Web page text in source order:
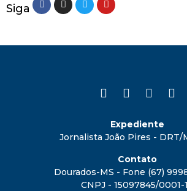
Siga
Expediente
Jornalista João Pires - DRT/
Contato
Dourados-MS - Fone (67)
CNPJ - 15097845/0001-